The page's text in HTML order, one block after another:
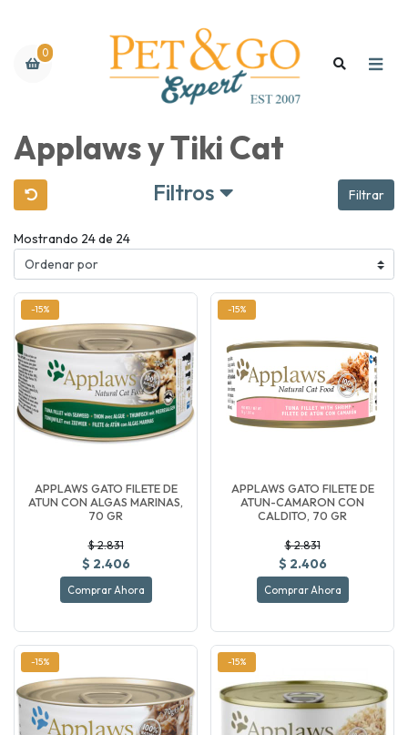
0
Applaws y Tiki Cat
Filtros Filtrar
Mostrando 24 de 24
-15%
APPLAWS GATO FILETE DE
ATUN CON ALGAS MARINAS,
70 GR
$ 2.831
$ 2.406
Comprar Ahora
-15%
APPLAWS GATO FILETE DE
ATUN-CAMARON CON
CALDITO, 70 GR
$ 2.831
$ 2.406
Comprar Ahora
-15% -15%